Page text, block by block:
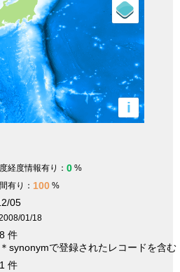
i
経度情報有り： 0 %
有り： 100 %
05
01/18
8 件
＊synonymで登録されたレコードを含む
1 件